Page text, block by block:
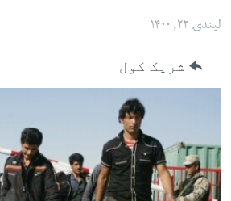
متن
لارښود
ته
امریکا
ښځې او نجونې
د بیان ازادي
روغتیا
سرمقاله
لیندۍ ۲۲, ۱۴۰۰
شریک کول